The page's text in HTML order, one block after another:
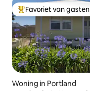
Topfavoriet van
Favoriet van gasten
Woning in Portland